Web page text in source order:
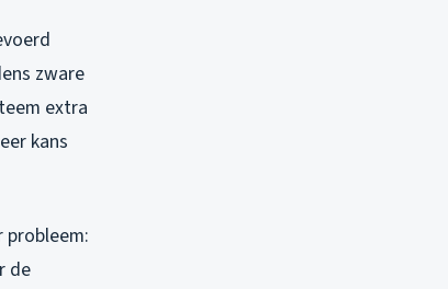
zware
extra
kans
probleem:
de